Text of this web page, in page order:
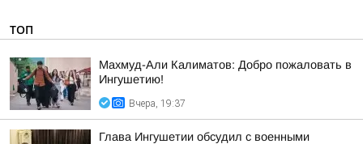
ТОП
Махмуд-Али Калиматов: Добро пожаловать в
Ингушетию!
Вчера, 19:37
Глава Ингушетии обсудил с военными